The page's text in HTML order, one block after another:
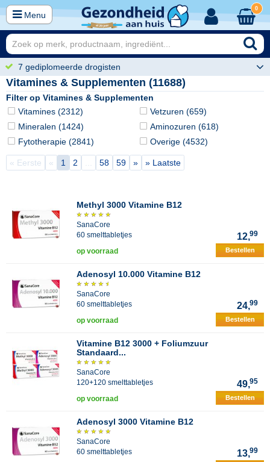
Menu
0
7 gediplomeerde drogisten
Vitamines & Supplementen (11688)
Filter op Vitamines & Supplementen
Vitamines (2312)
Mineralen (1424)
Fytotherapie (2841)
Vetzuren (659)
Aminozuren (618)
Overige (4532)
« Eerste « 1 2 58 59 » » Laatste
Methyl 3000 Vitamine B12
SanaCore
60 smelttabletjes
12,99
op voorraad Bestellen
Adenosyl 10.000 Vitamine B12
SanaCore
60 smelttabletjes
24,99
op voorraad Bestellen
Vitamine B12 3000 + Foliumzuur
Standaard...
SanaCore
120+120 smelttabletjes
49,95
op voorraad Bestellen
Adenosyl 3000 Vitamine B12
SanaCore
60 smelttabletjes
13,99